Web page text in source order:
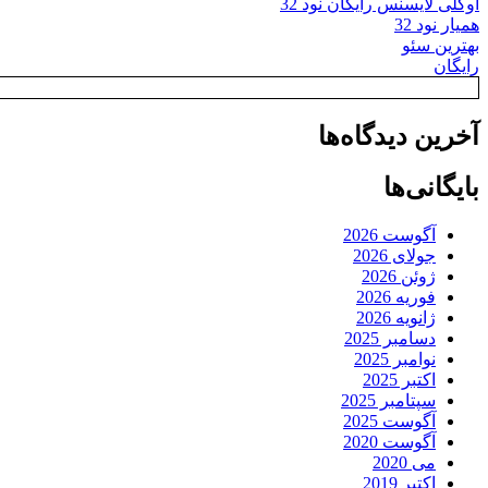
همیار نود 32
بهترین سئو
رایگان
آخرین دیدگاه‌ها
بایگانی‌ها
آگوست 2026
جولای 2026
ژوئن 2026
فوریه 2026
ژانویه 2026
دسامبر 2025
نوامبر 2025
اکتبر 2025
سپتامبر 2025
آگوست 2025
آگوست 2020
می 2020
اکتبر 2019